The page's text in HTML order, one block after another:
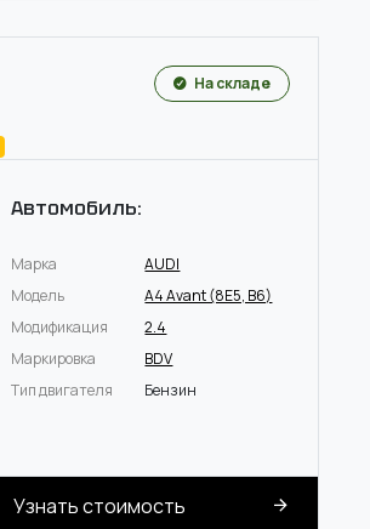
На складе
Автомобиль:
Марка
AUDI
Модель
A4 Avant (8E5, B6)
Модификация
2.4
Маркировка
BDV
Тип двигателя
Бензин
Узнать стоимость